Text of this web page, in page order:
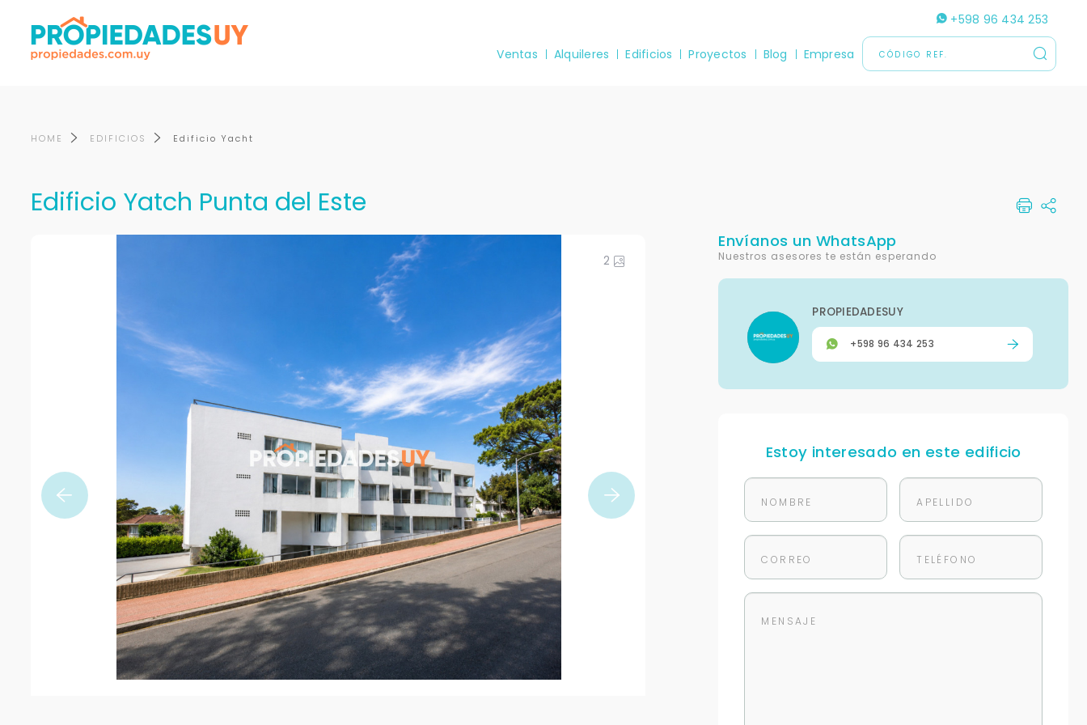
+598 96 434 253
Ventas Alquileres Edificios Proyectos Blog Empresa
HOME EDIFICIOS Edificio Yacht
Edificio Yatch Punta del Este
2
Envíanos un WhatsApp
Nuestros asesores te están esperando
PROPIEDADESUY
+598 96 434 253
Estoy interesado en este edificio